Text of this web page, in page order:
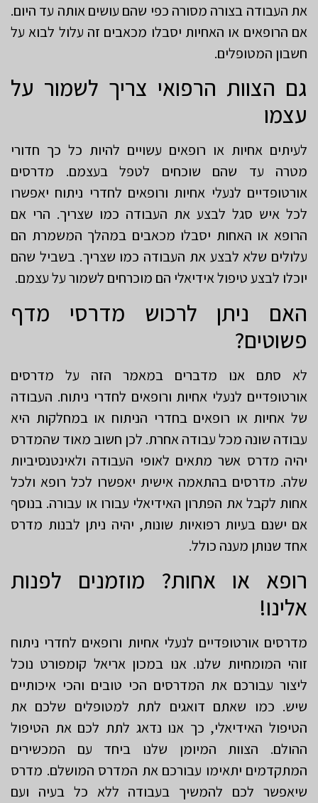
את העבודה בצורה מסורה כפי שהם עושים אותה עד היום.
אם הרופאים או האחיות יסבלו מכאבים זה עלול לבוא על
חשבון המטופלים.
גם הצוות הרפואי צריך לשמור על
עצמו
לעיתים אחיות או רופאים עשויים להיות כל כך חדורי
מטרה עד שהם שוכחים לטפל בעצמם. מדרסים
אורטופדיים לנעלי אחיות ורופאים לחדרי ניתוח יאפשרו
לכל איש סגל לבצע את העבודה כמו שצריך. הרי אם
הרופא או האחות יסבלו מכאבים במהלך המשמרת הם
עלולים שלא לבצע את העבודה כמו שצריך. בשביל שהם
יוכלו לבצע טיפול אידיאלי הם מוכרחים לשמור על עצמם.
האם ניתן לרכוש מדרסי מדף
פשוטים?
לא סתם אנו מדברים במאמר הזה על מדרסים
אורטופדיים לנעלי אחיות ורופאים לחדרי ניתוח. העבודה
של אחיות או רופאים בחדרי הניתוח או במחלקות היא
עבודה שונה מכל עבודה אחרת. לכן חשוב מאוד שהמדרס
יהיה מדרס אשר מתאים לאופי העבודה ולאינטנסיביות
שלה. מדרסים בהתאמה אישית יאפשרו לכל רופא ולכל
אחות לקבל את הפתרון האידיאלי עבורו או עבורה. בנוסף
אם ישנם בעיות רפואיות שונות, יהיה ניתן לבנות מדרס
אחד שנותן מענה כולל.
רופא או אחות? מוזמנים לפנות
אלינו!
מדרסים אורטופדיים לנעלי אחיות ורופאים לחדרי ניתוח
זוהי המומחיות שלנו. אנו במכון אריאל קומפורט נוכל
ליצור עבורכם את המדרסים הכי טובים והכי איכותיים
שיש. כמו שאתם דואגים לתת למטופלים שלכם את
הטיפול האידיאלי, כך אנו נדאג לתת לכם את הטיפול
ההולם. הצוות המיומן שלנו ביחד עם המכשירים
המתקדמים יתאימו עבורכם את המדרס המושלם. מדרס
שיאפשר לכם להמשיך בעבודה ללא כל בעיה ועם